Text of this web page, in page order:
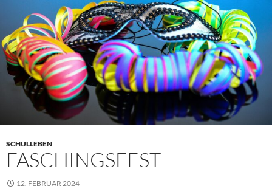
SCHULLEBEN
FASCHINGSFEST
12. FEBRUAR 2024